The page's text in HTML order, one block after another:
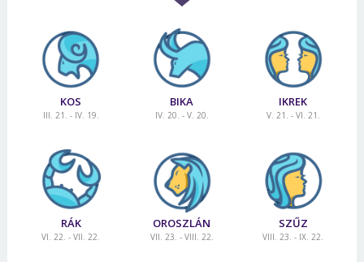
KOS
III. 21. - IV. 19.
BIKA
IV. 20. - V. 20.
IKREK
V. 21. - VI. 21.
RÁK
VI. 22. - VII. 22.
OROSZLÁN
VII. 23. - VIII. 22.
SZŰZ
VIII. 23. - IX. 22.